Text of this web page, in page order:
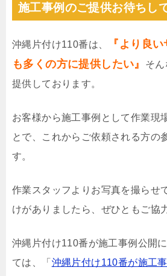
施工事例のご提供お待ちし
沖縄片付け110番は、
『より良
も多くの方に提供したい』
そ
提供しております。
お客様から施工事例として作業現
とで、これからご依頼される方の
す。
作業スタッフよりお写真を撮らせ
けがありましたら、ぜひともご協
沖縄片付け110番が施工事例公開
ては、「 沖縄片付け110番が施工